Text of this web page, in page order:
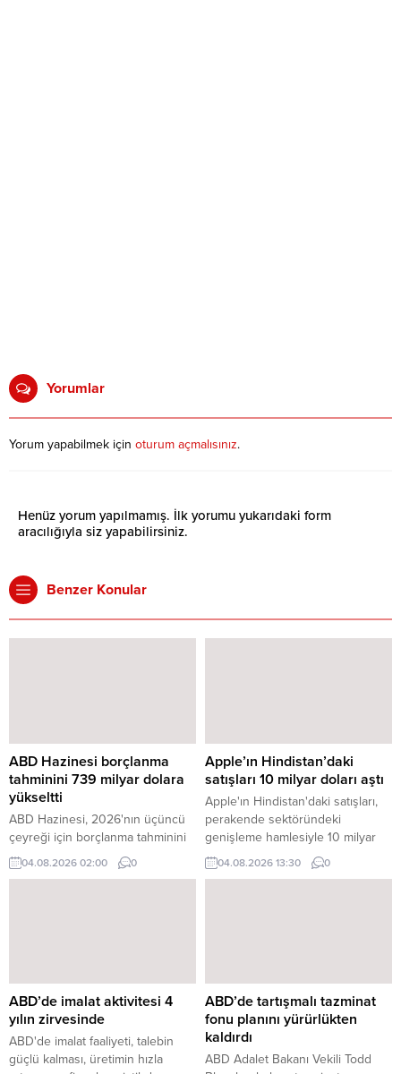
Yorumlar
Yorum yapabilmek için oturum açmalısınız.
Henüz yorum yapılmamış. İlk yorumu yukarıdaki form
aracılığıyla siz yapabilirsiniz.
Benzer Konular
ABD Hazinesi borçlanma
tahminini 739 milyar dolara
yükseltti
ABD Hazinesi, 2026'nın üçüncü
çeyreği için borçlanma tahminini
68 milyar dolar artırarak 739
milyar dolara yükseltti.
04.08.2026 02:00 0
Apple’ın Hindistan’daki
satışları 10 milyar doları aştı
Apple'ın Hindistan'daki satışları,
perakende sektöründeki
genişleme hamlesiyle 10 milyar
doları aştı. Satışların önemli bir
çoğunluğunu iPhone'lar
04.08.2026 13:30 0
ABD’de imalat aktivitesi 4
yılın zirvesinde
ABD'de imalat faaliyeti, talebin
güçlü kalması, üretimin hızla
ABD’de tartışmalı tazminat
fonu planını yürürlükten
kaldırdı
ABD Adalet Bakanı Vekili Todd